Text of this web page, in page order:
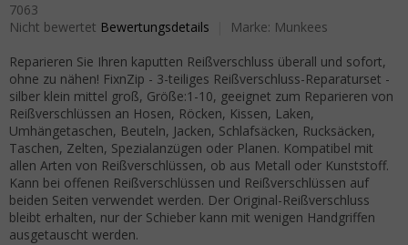
7063
Die durchschnittliche Produktbewertung ist 0,0 von 5 Sternen.
Nicht bewertet Bewertungsdetails Marke: Munkees
Reparieren Sie Ihren kaputten Reißverschluss überall und sofort,
ohne zu nähen! FixnZip - 3-teiliges Reißverschluss-Reparaturset -
silber klein mittel groß, Größe:1-10, geeignet zum Reparieren von
Reißverschlüssen an Hosen, Röcken, Kissen, Laken,
Umhängetaschen, Beuteln, Jacken, Schlafsäcken, Rucksäcken,
Taschen, Zelten, Spezialanzügen oder Planen. Kompatibel mit
allen Arten von Reißverschlüssen, ob aus Metall oder Kunststoff.
Kann bei offenen Reißverschlüssen und Reißverschlüssen auf
beiden Seiten verwendet werden. Der Original-Reißverschluss
bleibt erhalten, nur der Schieber kann mit wenigen Handgriffen
ausgetauscht werden.